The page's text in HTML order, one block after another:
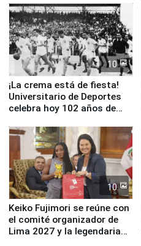
10
¡La crema está de fiesta!
Universitario de Deportes
celebra hoy 102 años de
10
Keiko Fujimori se reúne con
el comité organizador de
Lima 2027 y la legendaria